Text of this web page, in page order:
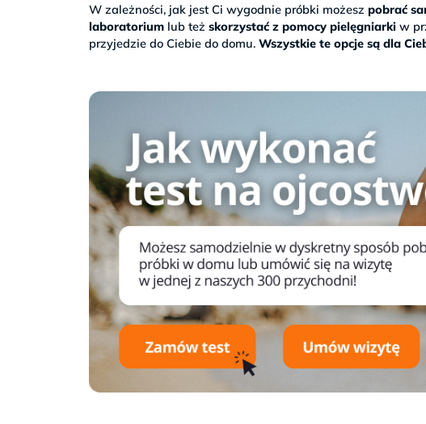
W zależności, jak jest Ci wygodnie próbki możeszpobrać
laboratorium lub teżskorzystać z pomocy pielęgniarki w
przyjedzie do Ciebie do domu.Wszystkie te opcje są dla